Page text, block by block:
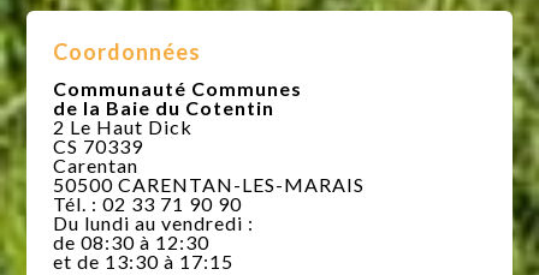
Coordonnées
Communauté Communes
de la Baie du Cotentin
2 Le Haut Dick
CS 70339
Carentan
50500 CARENTAN-LES-MARAIS
Tél. : 02 33 71 90 90
Du lundi au vendredi :
de 08:30 à 12:30
et de 13:30 à 17:15